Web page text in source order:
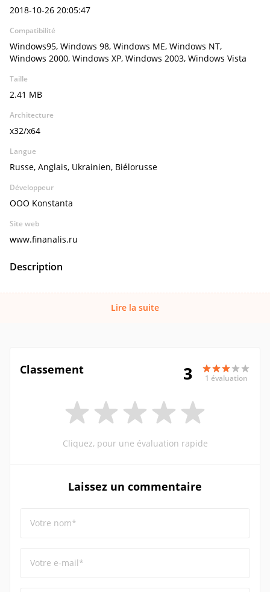
2018-10-26 20:05:47
Compatibilité
Windows95, Windows 98, Windows ME, Windows NT,
Windows 2000, Windows XP, Windows 2003, Windows Vista
Taille
2.41 MB
Architecture
x32/x64
Langue
Russe, Anglais, Ukrainien, Biélorusse
Développeur
OOO Konstanta
Site web
www.finanalis.ru
Description
Lire la suite
Classement 3 1 évaluation
Cliquez, pour une évaluation rapide
Laissez un commentaire
Votre nom*
Votre e-mail*